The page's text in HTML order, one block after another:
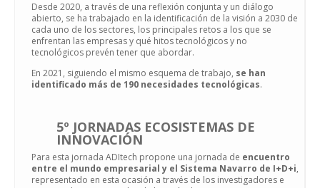
Desde 2020, a través de una reflexión conjunta y un diálogo
abierto, se ha trabajado en la identificación de la visión a 2030 de
cada uno de los sectores, los principales retos a los que se
enfrentan las empresas y qué hitos tecnológicos y no
tecnológicos prevén tener que abordar.
En 2021, siguiendo el mismo esquema de trabajo, se han
identificado más de 190 necesidades tecnológicas.
5º JORNADAS ECOSISTEMAS DE
INNOVACIÓN
Para esta jornada ADItech propone una jornada de encuentro
entre el mundo empresarial y el Sistema Navarro de I+D+i,
representado en esta ocasión a través de los investigadores e